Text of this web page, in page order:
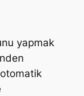
yapmak